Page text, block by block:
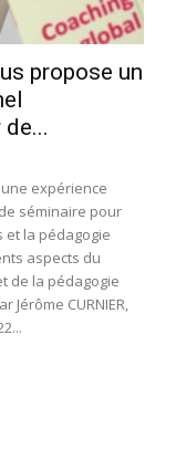
propose un
expérience
séminaire pour
et la pédagogie
aspects du
de la pédagogie
Jérôme CURNIER,